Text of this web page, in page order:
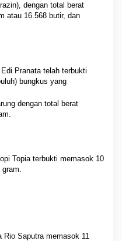
dengan total berat
atau 16.568 butir, dan
Pranata telah terbukti
bungkus yang
dengan total berat
Topia terbukti memasok 10
gram.
Rio Saputra memasok 11